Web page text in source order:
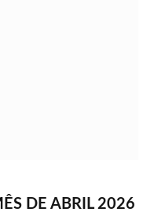
DE ABRIL 2026